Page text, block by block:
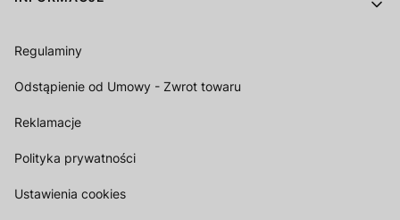
Regulaminy
Odstąpienie od Umowy - Zwrot towaru
Reklamacje
Polityka prywatności
Ustawienia cookies